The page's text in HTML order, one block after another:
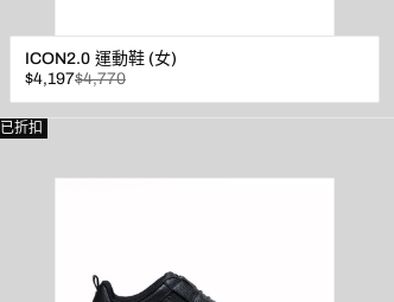
ICON2.0 運動鞋 (女)
已
折
扣
$4,197
原
價
$4,770
已折扣